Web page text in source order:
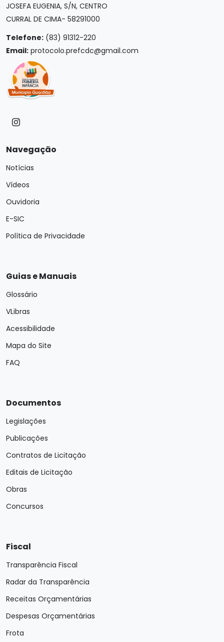
JOSEFA EUGENIA, S/N, CENTRO
CURRAL DE CIMA- 58291000
Telefone: (83) 91312-220
Email: protocolo.prefcdc@gmail.com
Navegação
Notícias
Vídeos
Ouvidoria
E-SIC
Política de Privacidade
Guias e Manuais
Glossário
VLibras
Acessibilidade
Mapa do Site
FAQ
Documentos
Legislações
Publicações
Contratos de Licitação
Editais de Licitação
Obras
Concursos
Fiscal
Transparência Fiscal
Radar da Transparência
Receitas Orçamentárias
Despesas Orçamentárias
Frota